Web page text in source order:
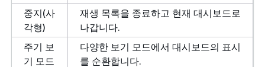
중지(사
각형)
재생 목록을 종료하고 현재 대시보드로
나갑니다.
주기 보
기 모드
다양한 보기 모드에서 대시보드의 표시
를 순환합니다.